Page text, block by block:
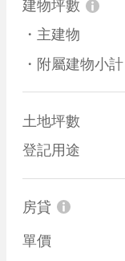
建物坪數
・主建物
・附屬建物小計
土地坪數
登記用途
房貸
單價